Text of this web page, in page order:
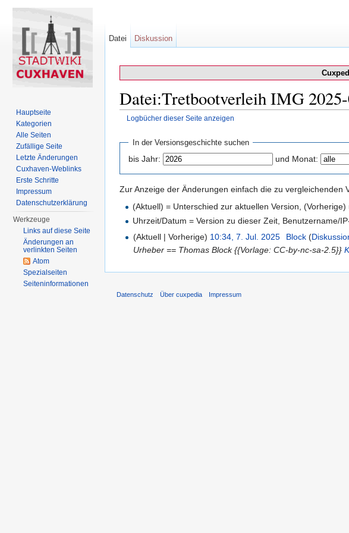
Datei:Tretbootverleih IMG
Logbücher dieser Seite anzeigen
In der Versionsgeschichte suchen
bis Jahr: und Monat:
Zur Anzeige der Änderungen einfach die zu vergleichenden
(Aktuell) = Unterschied zur aktuellen Version,
Uhrzeit/Datum = Version zu dieser Zeit, Benutzername/
(Aktuell | Vorherige) 10:34, 7. Jul. 2025 Block (
Urheber == Thomas Block {{Vorlage: CC-by-nc-sa-2.5}}
Datei Diskussion
Hauptseite
Kategorien
Alle Seiten
Zufällige Seite
Letzte Änderungen
Cuxhaven-Weblinks
Erste Schritte
Impressum
Datenschutzerklärung
Werkzeuge
Links auf diese Seite
Änderungen an
verlinkten Seiten
Atom
Spezialseiten
Seiten­informationen
Datenschutz Über cuxpedia Impressum